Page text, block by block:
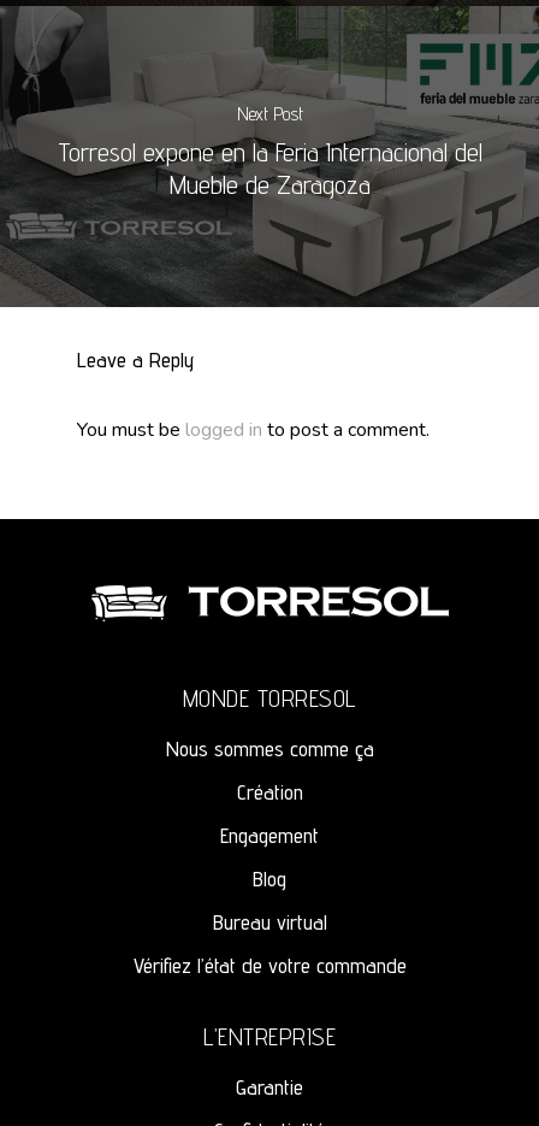
Next Post
Torresol expone en la Feria Internacional del
Mueble de Zaragoza
Leave a Reply
You must be logged in to post a comment.
MONDE TORRESOL
Nous sommes comme ça
Création
Engagement
Blog
Bureau virtual
Vérifiez l’état de votre commande
L’ENTREPRISE
Garantie